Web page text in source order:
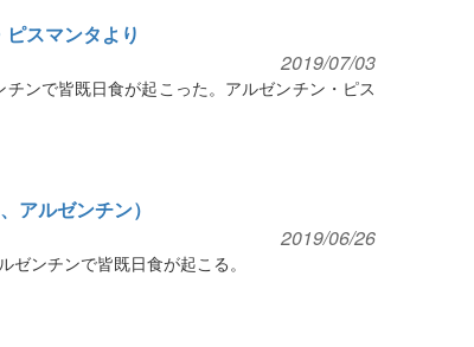
ピスマンタより
2019/07/03
ンで皆既日食が起こった。アルゼンチン・ピス
アルゼンチン）
2019/06/26
ンチンで皆既日食が起こる。